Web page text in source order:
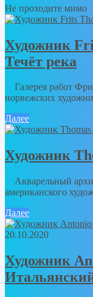
Не проходите мимо
Художник
Течёт река
Галерея работ
норвежских
Далее
Художник
Акварельный
американского
Далее
20.10.2020
Художник